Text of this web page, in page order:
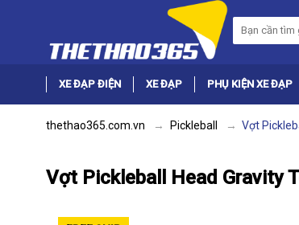
XE ĐẠP ĐIỆN XE ĐẠP PHỤ KIỆN XE ĐẠP
thethao365.com.vn Pickleball Vợt
Vợt Pickleball Head Gravity